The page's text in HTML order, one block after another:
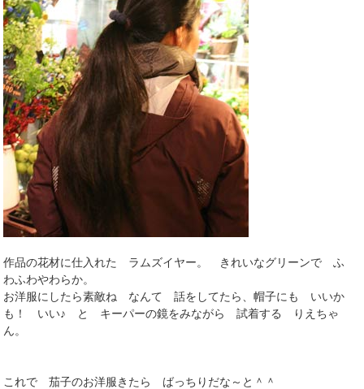
作品の花材に仕入れた ラムズイヤー。 きれいなグリーンで ふ
わふわやわらか。
お洋服にしたら素敵ね なんて 話をしてたら、帽子にも いいか
も！ いい♪ と キーパーの鏡をみながら 試着する りえちゃ
ん。
これで 茄子のお洋服きたら ばっちりだな～と＾＾